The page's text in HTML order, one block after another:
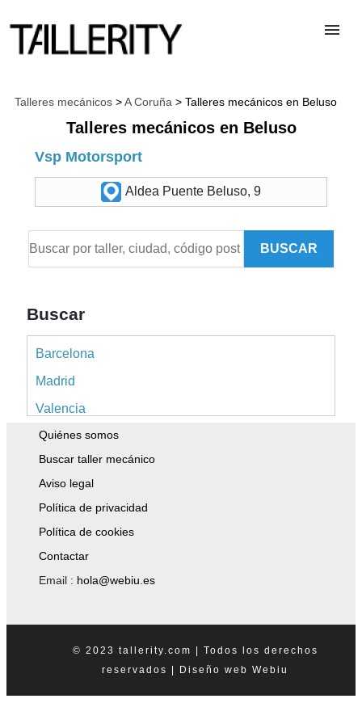
TALLERES
PARA PROFESIONALES
BLOG
CONTACTAR
Talleres mecánicos >A Coruña > Talleres mecánicos en Beluso
Talleres mecánicos en Beluso
Vsp Motorsport
Aldea Puente Beluso, 9
BUSCAR
Buscar
Barcelona
Madrid
Valencia
Alicante
Sevilla
Málaga
Islas Baleares
Tenerife
Asturias
Quiénes somos
Buscar taller mecánico
Aviso legal
Política de privacidad
Política de cookies
Contactar
Email : hola@webiu.es
© 2023 tallerity.com | Todos los derechos
reservados |
Diseño web Webiu